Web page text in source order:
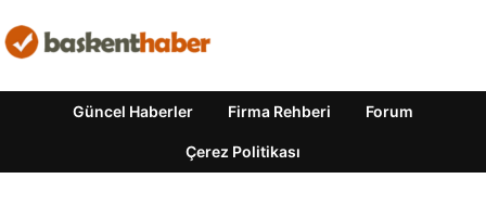
Güncel Haberler Firma Rehberi Forum
Çerez Politikası